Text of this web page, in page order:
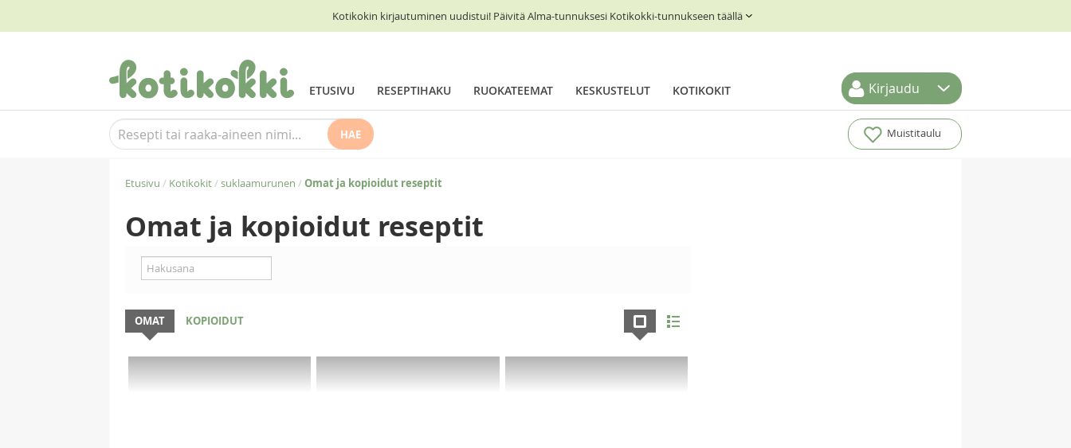
Kotikokin kirjautuminen uudistui! Päivitä Alma-tunnuksesi Kotikokki-tunnukseen täällä
ETUSIVU RESEPTIHAKU RUOKATEEMAT KESKUSTELUT KOTIKOKIT Kirjaudu
HAE Muistitaulu
Etusivu / Kotikokit/ suklaamurunen / Omat ja kopioidut reseptit
Omat ja kopioidut reseptit
OMAT KOPIOIDUT